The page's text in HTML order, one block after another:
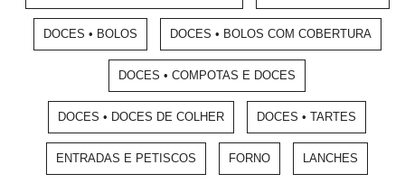
DOCES • BOLOS DOCES • BOLOS COM COBERTURA
DOCES • COMPOTAS E DOCES
DOCES • DOCES DE COLHER DOCES • TARTES
ENTRADAS E PETISCOS FORNO LANCHES